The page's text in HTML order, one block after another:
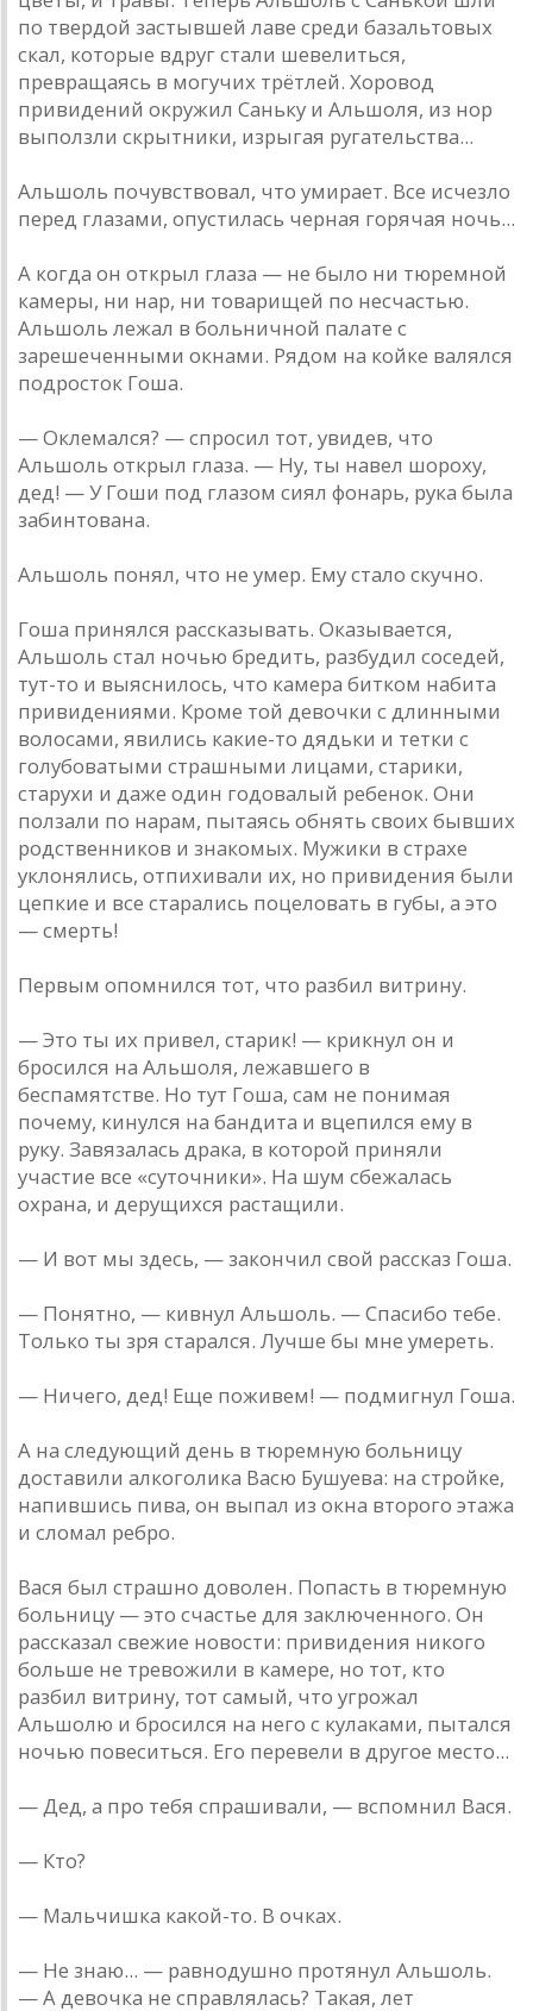
по твердой застывшей лаве среди базальтовых
скал, которые вдруг стали шевелиться,
превращаясь в могучих трётлей. Хоровод
привидений окружил Саньку и Альшоля, из нор
выползли скрытники, изрыгая ругательства...
Альшоль почувствовал, что умирает. Все исчезло
перед глазами, опустилась черная горячая ночь...
А когда он открыл глаза — не было ни тюремной
камеры, ни нар, ни товарищей по несчастью.
Альшоль лежал в больничной палате с
зарешеченными окнами. Рядом на койке валялся
подросток Гоша.
— Оклемался? — спросил тот, увидев, что
Альшоль открыл глаза. — Ну, ты навел шороху,
дед! — У Гоши под глазом сиял фонарь, рука была
забинтована.
Альшоль понял, что не умер. Ему стало скучно.
Гоша принялся рассказывать. Оказывается,
Альшоль стал ночью бредить, разбудил соседей,
тут-то и выяснилось, что камера битком набита
привидениями. Кроме той девочки с длинными
волосами, явились какие-то дядьки и тетки с
голубоватыми страшными лицами, старики,
старухи и даже один годовалый ребенок. Они
ползали по нарам, пытаясь обнять своих бывших
родственников и знакомых. Мужики в страхе
уклонялись, отпихивали их, но привидения были
цепкие и все старались поцеловать в губы, а это
— смерть!
Первым опомнился тот, что разбил витрину.
— Это ты их привел, старик! — крикнул он и
бросился на Альшоля, лежавшего в
беспамятстве. Но тут Гоша, сам не понимая
почему, кинулся на бандита и вцепился ему в
руку. Завязалась драка, в которой приняли
участие все «суточники». На шум сбежалась
охрана, и дерущихся растащили.
— И вот мы здесь, — закончил свой рассказ Гоша.
— Понятно, — кивнул Альшоль. — Спасибо тебе.
Только ты зря старался. Лучше бы мне умереть.
— Ничего, дед! Еще поживем! — подмигнул Гоша.
А на следующий день в тюремную больницу
доставили алкоголика Васю Бушуева: на стройке,
напившись пива, он выпал из окна второго этажа
и сломал ребро.
Вася был страшно доволен. Попасть в тюремную
больницу — это счастье для заключенного. Он
рассказал свежие новости: привидения никого
больше не тревожили в камере, но тот, кто
разбил витрину, тот самый, что угрожал
Альшолю и бросился на него с кулаками, пытался
ночью повеситься. Его перевели в другое место...
— Дед, а про тебя спрашивали, — вспомнил Вася.
— Кто?
— Мальчишка какой-то. В очках.
— Не знаю... — равнодушно протянул Альшоль.
— А девочка не справлялась? Такая, лет